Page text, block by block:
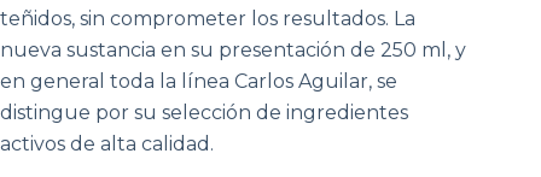
teñidos, sin comprometer los resultados. La
nueva sustancia en su presentación de 250 ml, y
en general toda la línea Carlos Aguilar, se
distingue por su selección de ingredientes
activos de alta calidad.